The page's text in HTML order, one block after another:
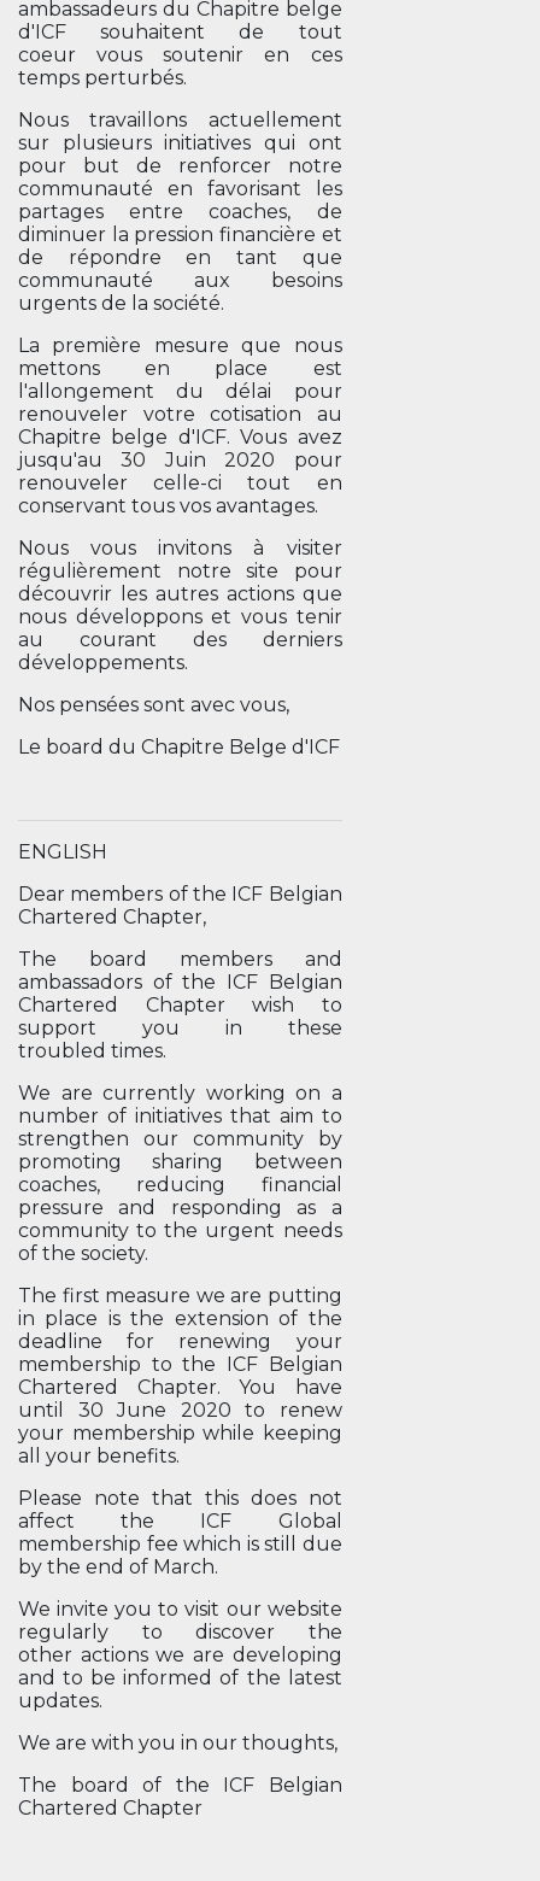
ambassadeurs du Chapitre belge
d'ICF souhaitent de tout
coeur vous soutenir en ces
temps perturbés.
Nous travaillons actuellement
sur plusieurs initiatives qui ont
pour but de renforcer notre
communauté en favorisant les
partages entre coaches, de
diminuer la pression financière et
de répondre en tant que
communauté aux besoins
urgents de la société.
La première mesure que nous
mettons en place est
l'allongement du délai pour
renouveler votre cotisation au
Chapitre belge d'ICF. Vous avez
jusqu'au 30 Juin 2020 pour
renouveler celle-ci tout en
conservant tous vos avantages.
Nous vous invitons à visiter
régulièrement notre site pour
découvrir les autres actions que
nous développons et vous tenir
au courant des derniers
développements.
Nos pensées sont avec vous,
Le board du Chapitre Belge d'ICF
ENGLISH
Dear members of the ICF Belgian
Chartered Chapter,
The board members and
ambassadors of the ICF Belgian
Chartered Chapter wish to
support you in these
troubled times.
We are currently working on a
number of initiatives that aim to
strengthen our community by
promoting sharing between
coaches, reducing financial
pressure and responding as a
community to the urgent needs
of the society.
The first measure we are putting
in place is the extension of the
deadline for renewing your
membership to the ICF Belgian
Chartered Chapter. You have
until 30 June 2020 to renew
your membership while keeping
all your benefits.
Please note that this does not
affect the ICF Global
membership fee which is still due
by the end of March.
We invite you to visit our website
regularly to discover the
other actions we are developing
and to be informed of the latest
updates.
We are with you in our thoughts,
The board of the ICF Belgian
Chartered Chapter